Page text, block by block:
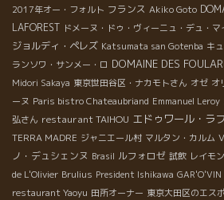
2017年オー・フォルト フランス Akiko Goto
LAFOREST ドメーヌ・ドゥ・ヴィーニュ・デュ・マ
ジョルディ・ペレズ Katsumata san Gotenba キ
ランソワ・サンメー・ロ DOMAINE DES
Midori Sakaya 東京世田谷区・ナカモトさん オゼ オ
ーヌ Paris bistro Chateaubriand Emmanuel Leroy
弘さん restaurant TAIHOU エドゥワール・ラ
TERRA MADRE ジャニエール村 マルタン・カルム
ノ・デュシェンヌ Brasil ルフォロゼ 試飲 レイモン
de L'Olivier Brulius President Ishikawa GAR'O'VIN
restaurant Yaoyu 田所オーナー 東京大田区のエス